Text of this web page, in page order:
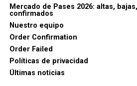
Mercado de Pases 2026: altas,
confirmados
Nuestro equipo
Order Confirmation
Order Failed
Políticas de privacidad
Últimas noticias